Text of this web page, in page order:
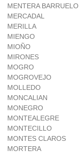
MENTERA BARRUELO
MERCADAL
MERILLA
MIENGO
MIOÑO
MIRONES
MOGRO
MOGROVEJO
MOLLEDO
MONCALIAN
MONEGRO
MONTEALEGRE
MONTECILLO
MONTES CLAROS
MORTERA